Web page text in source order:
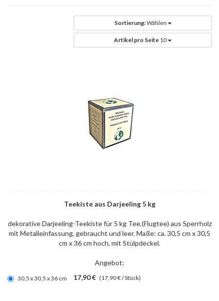
Sortierung:Wählen
Artikel pro Seite 10
Teekiste aus Darjeeling 5 kg
dekorative Darjeeling-Teekiste für 5 kg Tee,(Flugtee) aus Sperrholz
mit Metalleinfassung, gebraucht und leer. Maße: ca. 30,5 cm x 30,5
cm x 36 cm hoch, mit Stülpdeckel.
Angebot:
30,5 x 30,5 x 36 cm 17,90 € (17,90 € / Stück)